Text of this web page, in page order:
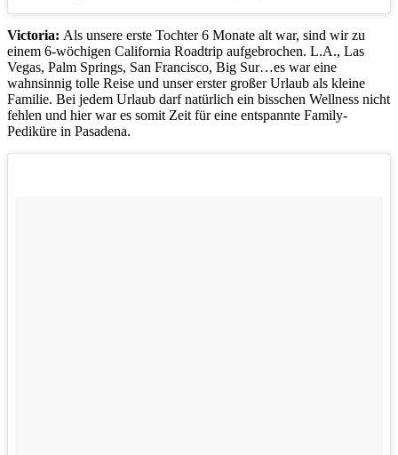
Victoria: Als unsere erste Tochter 6 Monate alt war, sind wir zu
einem 6-wöchigen California Roadtrip aufgebrochen. L.A., Las
Vegas, Palm Springs, San Francisco, Big Sur…es war eine
wahnsinnig tolle Reise und unser erster großer Urlaub als kleine
Familie. Bei jedem Urlaub darf natürlich ein bisschen Wellness nicht
fehlen und hier war es somit Zeit für eine entspannte Family-
Pediküre in Pasadena.